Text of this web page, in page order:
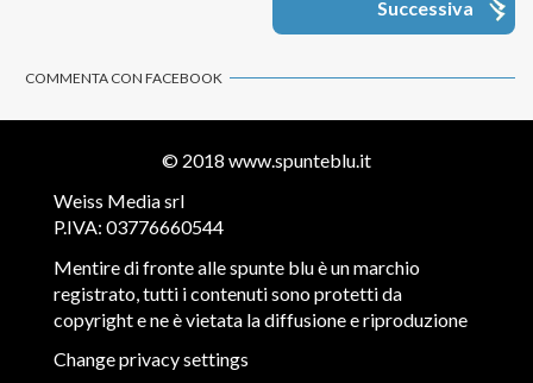
Successiva
COMMENTA CON FACEBOOK
© 2018 www.spunteblu.it
Weiss Media srl
P.IVA: 03776660544
Mentire di fronte alle spunte blu è un marchio
registrato, tutti i contenuti sono protetti da
copyright e ne è vietata la diffusione e riproduzione
Change privacy settings